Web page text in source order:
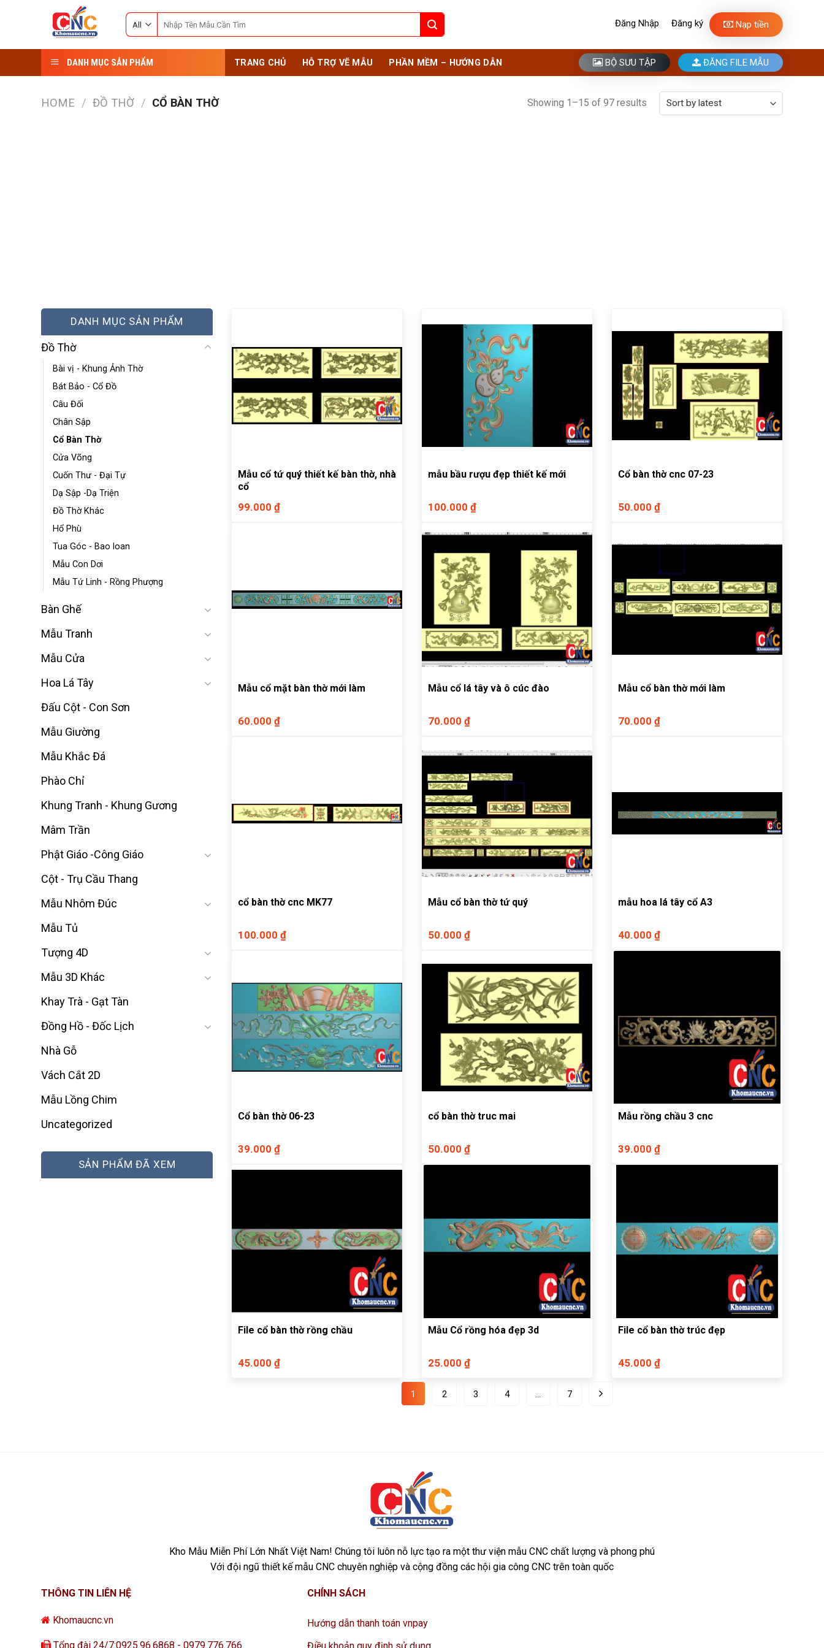
for:
Đăng Nhập Đăng ký Nạp tiền
DANH MỤC SẢN PHẨM TRANG CHỦ HỖ TRỢ VẼ MẪU PHẦN MỀM – HƯỚNG DẪN BỘ SƯU TẬP ĐĂNG FILE MẪU
HOME / ĐỒ THỜ / CỔ BÀN THỜ Showing 1–15 of 97 results
DANH MỤC SẢN PHẨM
Đồ Thờ
Bài vị - Khung Ảnh Thờ
Bát Bảo - Cổ Đồ
Câu Đối
Chân Sập
Cổ Bàn Thờ
Cửa Võng
Cuốn Thư - Đại Tự
Dạ Sập -Dạ Triện
Đồ Thờ Khác
Hổ Phù
Tua Góc - Bao loan
Mẫu Con Dơi
Mẫu Tứ Linh - Rồng Phượng
Bàn Ghế
Mẫu Tranh
Mẫu Cửa
Hoa Lá Tây
Đấu Cột - Con Sơn
Mẫu Giường
Mẫu Khắc Đá
Phào Chỉ
Khung Tranh - Khung Gương
Mâm Trần
Phật Giáo -Công Giáo
Cột - Trụ Cầu Thang
Mẫu Nhôm Đúc
Mẫu Tủ
Tượng 4D
Mẫu 3D Khác
Khay Trà - Gạt Tàn
Đồng Hồ - Đốc Lịch
Nhà Gỗ
Vách Cắt 2D
Mẫu Lồng Chim
Uncategorized
SẢN PHẨM ĐÃ XEM
Mẫu cổ tứ quý thiết kế bàn thờ, nhà
cổ
99.000 ₫
mẫu bầu rượu đẹp thiết kế mới
100.000 ₫
Cổ bàn thờ cnc 07-23
50.000 ₫
Mẫu cổ mặt bàn thờ mới làm
60.000 ₫
Mẫu cổ lá tây và ô cúc đào
70.000 ₫
Mẫu cổ bàn thờ mới làm
70.000 ₫
cổ bàn thờ cnc MK77
100.000 ₫
Mẫu cổ bàn thờ tứ quý
50.000 ₫
mẫu hoa lá tây cổ A3
40.000 ₫
Cổ bàn thờ 06-23
39.000 ₫
cổ bàn thờ truc mai
50.000 ₫
Mẫu rồng chầu 3 cnc
39.000 ₫
File cổ bàn thờ rồng chầu
45.000 ₫
Mẫu Cổ rồng hóa đẹp 3d
25.000 ₫
File cổ bàn thờ trúc đẹp
45.000 ₫
1 2 3 4 … 7
Kho Mẫu Miễn Phí Lớn Nhất Việt Nam! Chúng tôi luôn nỗ lực tạo ra một thư viện mẫu CNC chất lượng và phong phú
Với đội ngũ thiết kế mẫu CNC chuyên nghiệp và cộng đồng các hội gia công CNC trên toàn quốc
THÔNG TIN LIÊN HỆ
Khomaucnc.vn
Tổng đài 24/7:0925.96.6868 - 0979.776.766
CHÍNH SÁCH
Hướng dẫn thanh toán vnpay